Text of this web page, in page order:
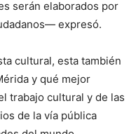
serán elaborados por
expresó.
cultural, esta también
y qué mejor
trabajo cultural y de las
de la vía pública